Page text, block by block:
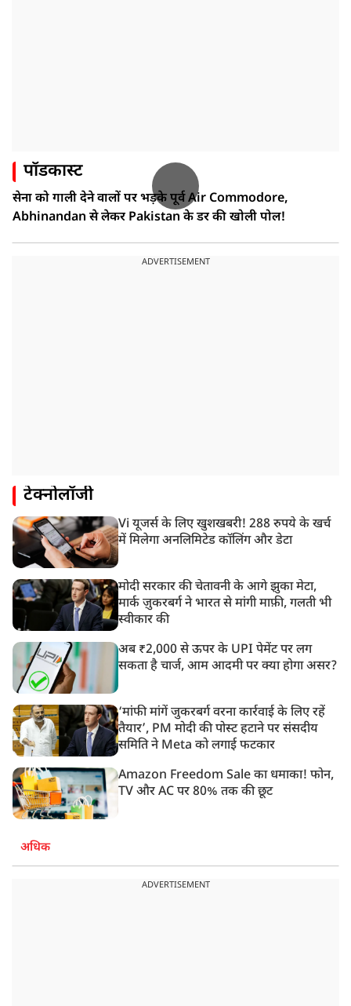
पॉडकास्ट
सेना को गाली देने वालों पर भड़के पूर्व Air Commodore,
Abhinandan से लेकर Pakistan के डर की खोली पोल!
ADVERTISEMENT
टेक्नोलॉजी
Vi यूजर्स के लिए खुशखबरी! 288 रुपये के खर्च
में मिलेगा अनलिमिटेड कॉलिंग और डेटा
मोदी सरकार की चेतावनी के आगे झुका मेटा,
मार्क ज़ुकरबर्ग ने भारत से मांगी माफ़ी, गलती भी
स्वीकार की
अब ₹2,000 से ऊपर के UPI पेमेंट पर लग
सकता है चार्ज, आम आदमी पर क्या होगा असर?
‘मांफी मांगें जुकरबर्ग वरना कार्रवाई के लिए रहें
तैयार’, PM मोदी की पोस्ट हटाने पर संसदीय
समिति ने Meta को लगाई फटकार
Amazon Freedom Sale का धमाका! फोन,
TV और AC पर 80% तक की छूट
अधिक
ADVERTISEMENT